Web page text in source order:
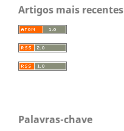
Artigos mais recentes
Palavras-chave